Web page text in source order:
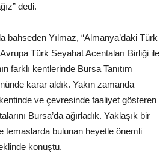
dedi.
bahseden Yılmaz, “Almanya’daki Türk
Türk Seyahat Acentaları Birliği ile
farklı kentlerinde Bursa Tanıtım
karar aldık. Yakın zamanda
ve çevresinde faaliyet gösteren
Bursa’da ağırladık. Yaklaşık bir
temaslarda bulunan heyetle önemli
konuştu.